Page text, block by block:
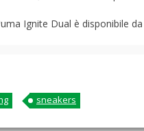
Ignite Dual è disponibile
sneakers